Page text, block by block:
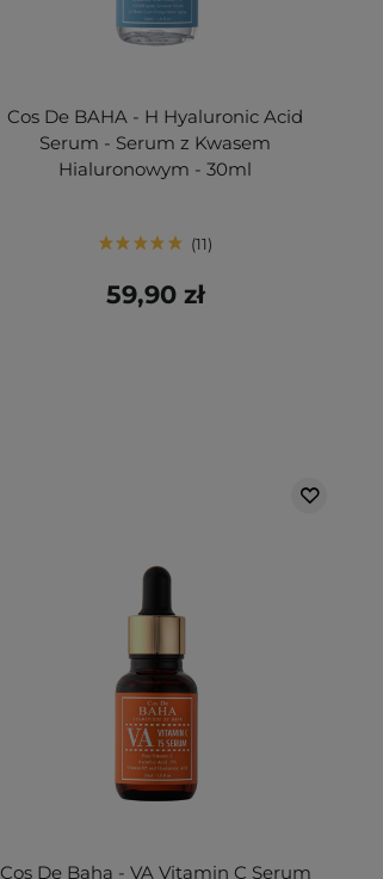
Cos De BAHA - H Hyaluronic Acid
Serum - Serum z Kwasem
Hialuronowym - 30ml
11
59,90 zł
Cos De Baha - VA Vitamin C Serum